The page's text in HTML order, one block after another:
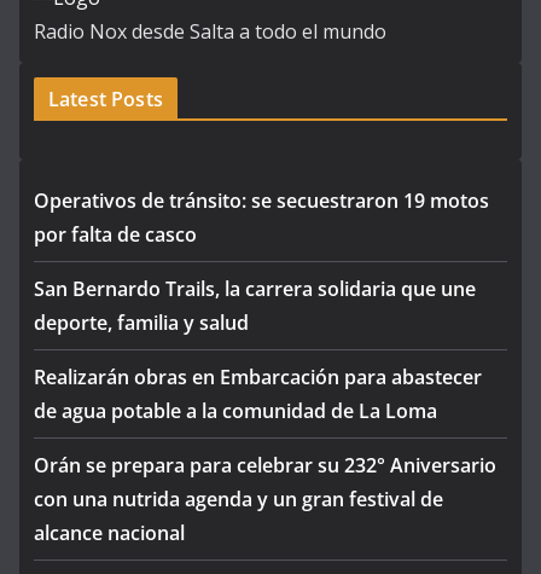
Radio Nox desde Salta a todo el mundo
Latest Posts
Operativos de tránsito: se secuestraron 19 motos
por falta de casco
San Bernardo Trails, la carrera solidaria que une
deporte, familia y salud
Realizarán obras en Embarcación para abastecer
de agua potable a la comunidad de La Loma
Orán se prepara para celebrar su 232° Aniversario
con una nutrida agenda y un gran festival de
alcance nacional